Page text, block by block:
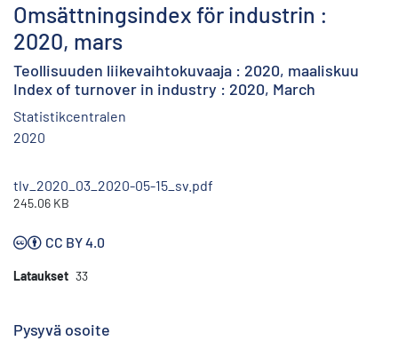
Omsättningsindex för industrin :
2020, mars
Teollisuuden liikevaihtokuvaaja : 2020, maaliskuu
Index of turnover in industry : 2020, March
Statistikcentralen
2020
tlv_2020_03_2020-05-15_sv.pdf
245.06 KB
CC BY 4.0
Lataukset 33
Pysyvä osoite